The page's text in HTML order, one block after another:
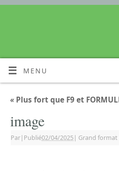
MENU
« Plus fort que F9 et
image
Par| Publié02/04/2025| Grand format